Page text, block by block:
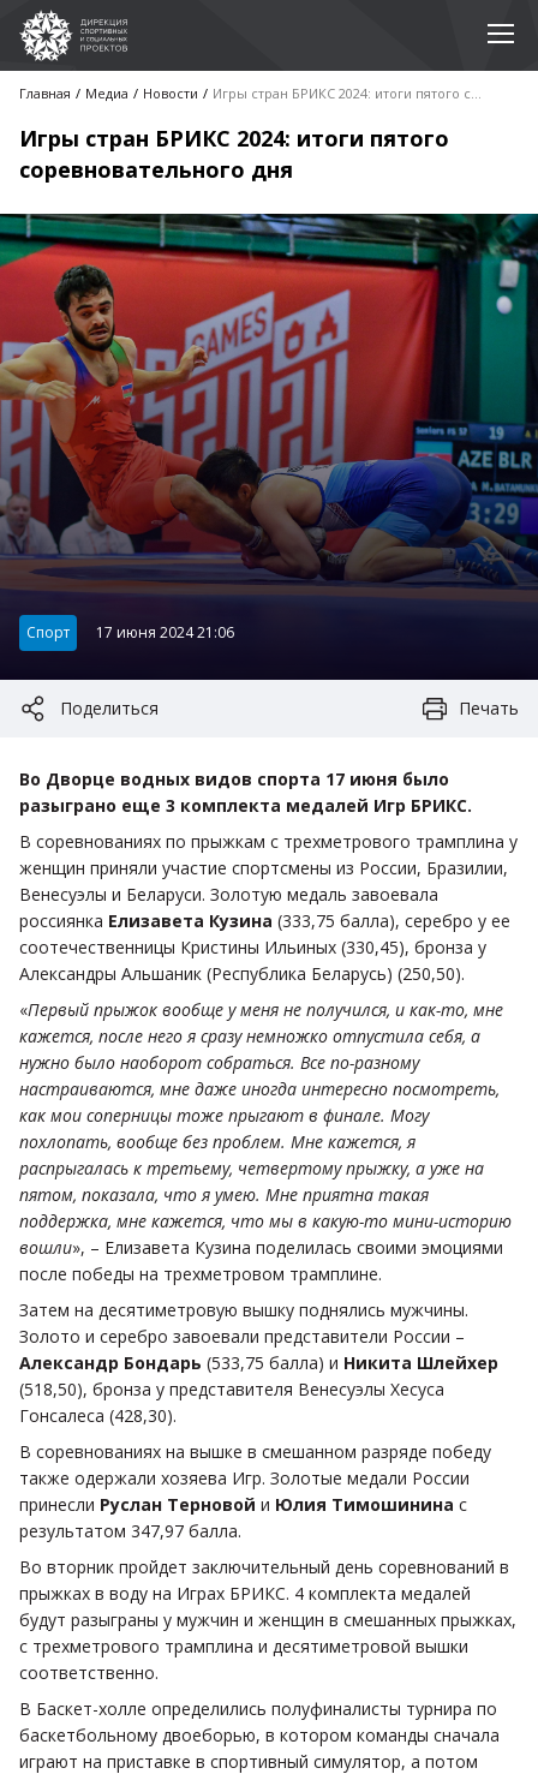
Главная Медиа Новости Игры стран БРИКС 2024: итоги пятого соревновательного дня
Игры стран БРИКС 2024: итоги пятого
соревновательного дня
Категория:
Спорт 17 июня 2024 21:06
Поделиться Печать
Во Дворце водных видов спорта 17 июня было
разыграно еще 3 комплекта медалей Игр БРИКС.
В соревнованиях по прыжкам с трехметрового трамплина у
женщин приняли участие спортсмены из России, Бразилии,
Венесуэлы и Беларуси. Золотую медаль завоевала
россиянка Елизавета Кузина (333,75 балла), серебро у ее
соотечественницы Кристины Ильиных (330,45), бронза у
Александры Альшаник (Республика Беларусь) (250,50).
«Первый прыжок вообще у меня не получился, и как-то, мне
кажется, после него я сразу немножко отпустила себя, а
нужно было наоборот собраться. Все по-разному
настраиваются, мне даже иногда интересно посмотреть,
как мои соперницы тоже прыгают в финале. Могу
похлопать, вообще без проблем. Мне кажется, я
распрыгалась к третьему, четвертому прыжку, а уже на
пятом, показала, что я умею. Мне приятна такая
поддержка, мне кажется, что мы в какую-то мини-историю
вошли», – Елизавета Кузина поделилась своими эмоциями
после победы на трехметровом трамплине.
Затем на десятиметровую вышку поднялись мужчины.
Золото и серебро завоевали представители России –
Александр Бондарь (533,75 балла) и Никита Шлейхер
(518,50), бронза у представителя Венесуэлы Хесуса
Гонсалеса (428,30).
В соревнованиях на вышке в смешанном разряде победу
также одержали хозяева Игр. Золотые медали России
принесли Руслан Терновой и Юлия Тимошинина с
результатом 347,97 балла.
Во вторник пройдет заключительный день соревнований в
прыжках в воду на Играх БРИКС. 4 комплекта медалей
будут разыграны у мужчин и женщин в смешанных прыжках,
с трехметрового трамплина и десятиметровой вышки
соответственно.
В Баскет-холле определились полуфиналисты турнира по
баскетбольному двоеборью, в котором команды сначала
играют на приставке в спортивный симулятор, а потом